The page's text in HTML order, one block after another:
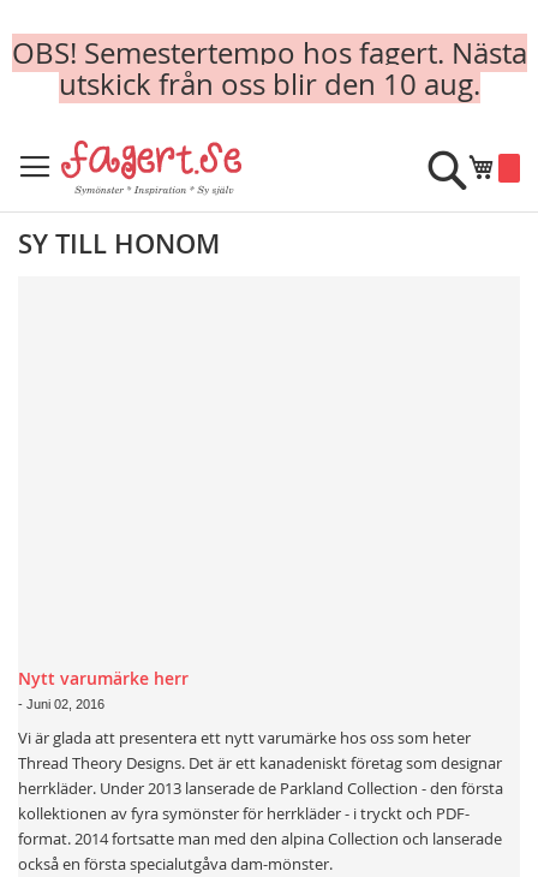
OBS! Semestertempo hos fagert. Nästa
utskick från oss blir den 10 aug.
to
Content
Min
Sök
SY TILL HONOM
Nytt varumärke herr
- Juni 02, 2016
Vi är glada att presentera ett nytt varumärke hos oss som heter
Thread Theory Designs. Det är ett kanadeniskt företag som designar
herrkläder. Under 2013 lanserade de Parkland Collection - den första
kollektionen av fyra symönster för herrkläder - i tryckt och PDF-
format. 2014 fortsatte man med den alpina Collection och lanserade
också en första specialutgåva dam-mönster.